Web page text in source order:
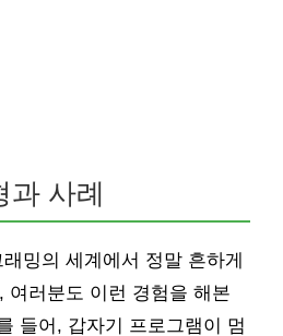
사례
밍의 세계에서 정말 흔하게
여러분도 이런 경험을 해본
들어, 갑자기 프로그램이 멈